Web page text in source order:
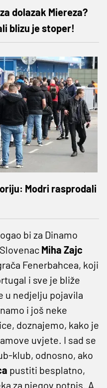
dolazak Miereza?
blizu je stoper!
Modri rasprodali
bi za Dinamo
Miha Zajc
Fenerbahcea, koji
i sve je bliže
u nedjelju pojavila
i još neke
doznajemo, kako je
uvjete. I sad se
klub, odnosno, ako
pustiti besplatno,
za njegov potpis. A